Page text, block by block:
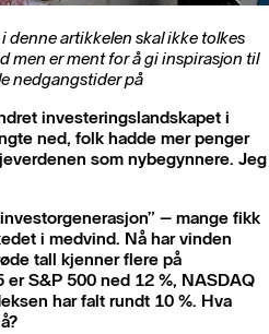
denne artikkelen skal ikke tolkes
men er ment for å gi inspirasjon til
nedgangstider på
investeringslandskapet i
ned, folk hadde mer penger
som nybegynnere. Jeg
– mange fikk
i medvind. Nå har vinden
tall kjenner flere på
S&P 500 ned 12 %, NASDAQ
har falt rundt 10 %. Hva